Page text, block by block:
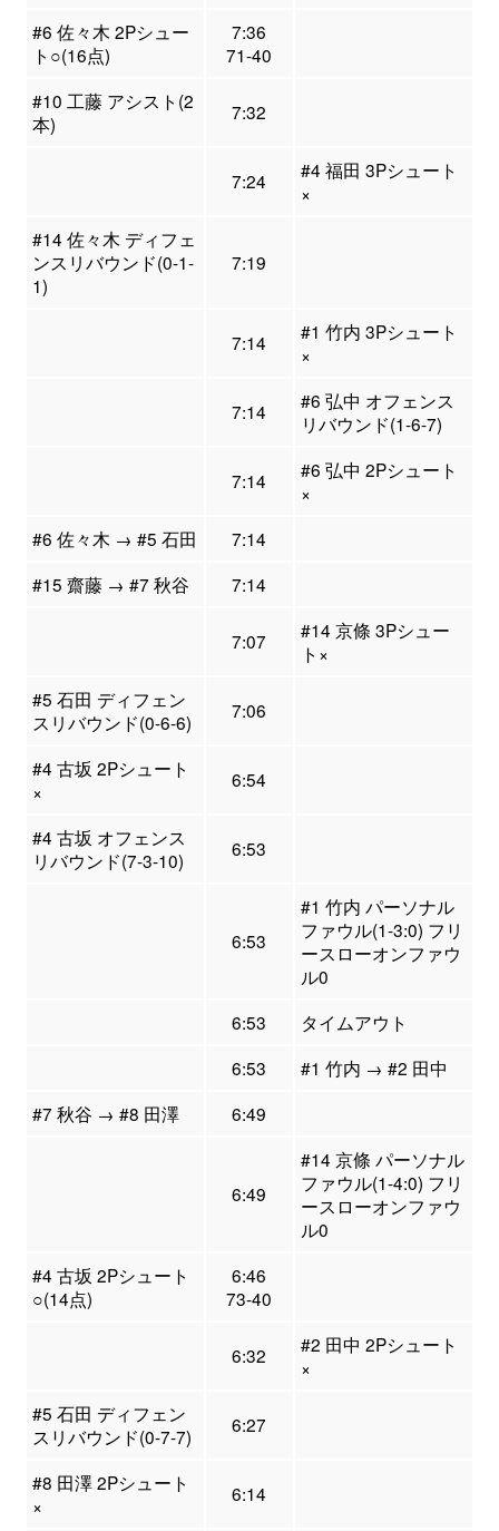
#6 佐々木 2Pシュー
ト○(16点)
7:36
71-40
#10 工藤 アシスト(2
本)
7:32
7:24
#4 福田 3Pシュート
×
#14 佐々木 ディフェ
ンスリバウンド(0-1-
1)
7:19
7:14
#1 竹内 3Pシュート
×
7:14
#6 弘中 オフェンス
リバウンド(1-6-7)
7:14
#6 弘中 2Pシュート
×
#6 佐々木 → #5 石田
7:14
#15 齋藤 → #7 秋谷
7:14
7:07
#14 京條 3Pシュー
ト×
#5 石田 ディフェン
スリバウンド(0-6-6)
7:06
#4 古坂 2Pシュート
×
6:54
#4 古坂 オフェンス
リバウンド(7-3-10)
6:53
6:53
#1 竹内 パーソナル
ファウル(1-3:0) フリ
ースローオンファウ
ル0
6:53
タイムアウト
6:53
#1 竹内 → #2 田中
#7 秋谷 → #8 田澤
6:49
6:49
#14 京條 パーソナル
ファウル(1-4:0) フリ
ースローオンファウ
ル0
#4 古坂 2Pシュート
○(14点)
6:46
73-40
6:32
#2 田中 2Pシュート
×
#5 石田 ディフェン
スリバウンド(0-7-7)
6:27
#8 田澤 2Pシュート
×
6:14